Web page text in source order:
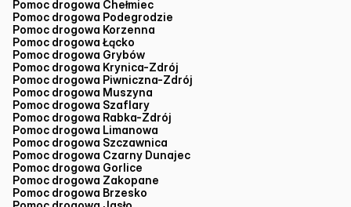
Pomoc drogowa Chełmiec
Pomoc drogowa Podegrodzie
Pomoc drogowa Korzenna
Pomoc drogowa Łącko
Pomoc drogowa Grybów
Pomoc drogowa Krynica-Zdrój
Pomoc drogowa Piwniczna-Zdrój
Pomoc drogowa Muszyna
Pomoc drogowa Szaflary
Pomoc drogowa Rabka-Zdrój
Pomoc drogowa Limanowa
Pomoc drogowa Szczawnica
Pomoc drogowa Czarny Dunajec
Pomoc drogowa Gorlice
Pomoc drogowa Zakopane
Pomoc drogowa Brzesko